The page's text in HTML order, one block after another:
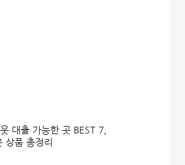
대출 가능한 곳 BEST 7,
상품 총정리